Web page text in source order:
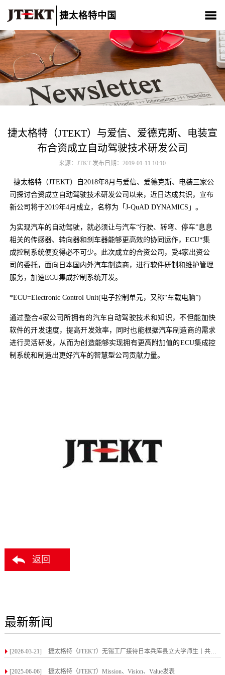
捷太格特中国
关于我们 产品介绍 新闻中心 CSR 人材招聘
联系我们
捷太格特（JTEKT）与爱信、爱德克斯、电装宣
布合资成立自动驾驶技术研发公司
来源：JTKT 发布日期：2019-01-11 10:10
捷太格特（JTEKT）自2018年8月与爱信、爱德克斯、电装三家公
司探讨合资成立自动驾驶技术研发公司以来，近日达成共识，宣布
新公司将于2019年4月成立，名称为「J-QuAD DYNAMICS」。
为实现汽车的自动驾驶，就必须让与汽车“行驶、转弯、停车”息息
相关的传感器、转向器和刹车器能够更高效的协同运作，ECU*集
成控制系统便变得必不可少。此次成立的合资公司，受4家出资公
司的委托，面向日本国内外汽车制造商，进行软件研制和维护管理
服务，加速ECU集成控制系统开发。
*ECU=Electronic Control Unit(电子控制单元，又称“车载电脑”)
通过整合4家公司所拥有的汽车自动驾驶技术和知识，不但能加快
软件的开发速度，提高开发效率，同时也能根据汽车制造商的需求
进行灵活研发，从而为创造能够实现拥有更高附加值的ECU集成控
制系统和制造出更好汽车的智慧型公司贡献力量。
返回
最新新闻
[2026-03-21] 捷太格特（JTEKT）无锡工厂接待日本兵库县立大学师生丨共赴一场“匠心”体验之旅
[2025-06-06] 捷太格特（JTEKT）Mission、Vision、Value发表